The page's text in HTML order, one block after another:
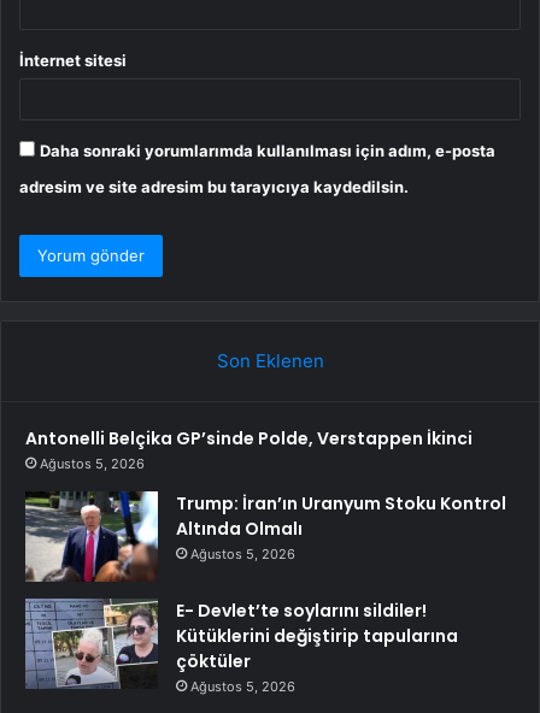
İnternet sitesi
Daha sonraki yorumlarımda kullanılması için adım, e-posta
adresim ve site adresim bu tarayıcıya kaydedilsin.
Son Eklenen
Antonelli Belçika GP’sinde Polde, Verstappen İkinci
Ağustos 5, 2026
Trump: İran’ın Uranyum Stoku Kontrol
Altında Olmalı
Ağustos 5, 2026
E- Devlet’te soylarını sildiler!
Kütüklerini değiştirip tapularına
çöktüler
Ağustos 5, 2026